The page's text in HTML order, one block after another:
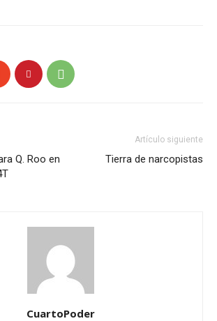
Q. Roo en
Artículo siguiente
Tierra de narcopistas
CuartoPoder